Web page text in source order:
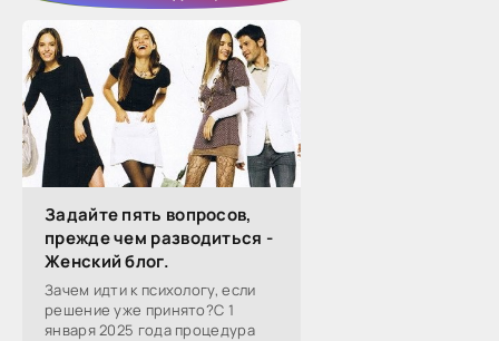
Задайте пять вопросов,
прежде чем разводиться -
Женский блог.
Зачем идти к психологу, если
решение уже принято?С 1
января 2025 года процедура